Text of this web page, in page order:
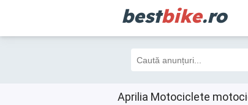
bestbike.ro
Aprilia Motociclete
Filtre 3 Toate
2